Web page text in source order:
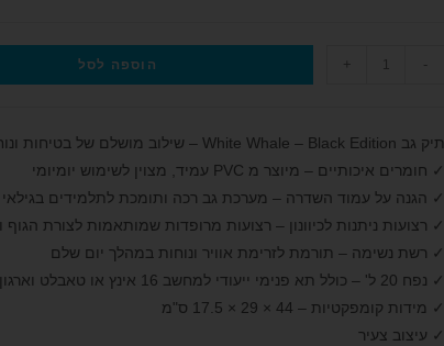
-
+ הוספה לסל
תיק גב White Whale – Black Edition – שילוב מושלם של בטיחות ונוחות
✓ חומרים איכותיים – מיוצר מ PVC עמיד, מצוין לשימוש יומיומי
✓ הגנה על עמוד השדרה – מערכת גב רכה ותומכת לתלמידים בגילאי 8‑12
✓ רצועות ניתנות לכיוונון – רצועות מרופדות שמותאמות לצורת הגוף
✓ רשת נשימה – תורמת לזרימת אוויר ונוחות במהלך יום שלם
✓ נפח 20 ל' – כולל תא פנימי ייעודי למחשב 16 אינץ או טאבלט וארגון כיסים מרובה
✓ מידות קומפקטיות – 44 × 29 × 17.5 ס"מ
✓ עיצוב צעיר